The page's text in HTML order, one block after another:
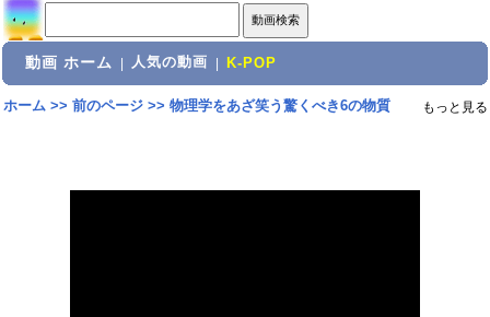
動画 ホーム 人気の動画 K-POP
ホーム>> 前のページ>> 物理学をあざ笑う驚くべき6の物質 もっと見る